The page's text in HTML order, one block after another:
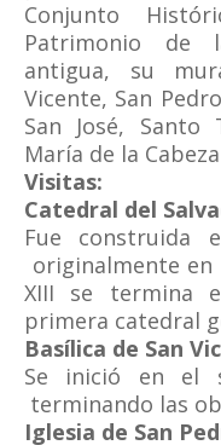
Conjunto
Patrimonio de
antigua, su
Vicente, San
San José, Santo
María de la
Visitas:
Catedral del
Fue construida
originalmente
XIII se termina
primera catedral
Basílica de San
Se inició en el
terminando las
Iglesia de San